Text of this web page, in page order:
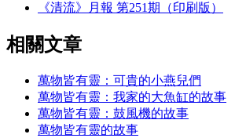
《清流》月報 第251期（印刷版）
相關文章
萬物皆有靈：可貴的小燕兒們
萬物皆有靈：我家的大魚缸的故事
萬物皆有靈：鼓風機的故事
萬物皆有靈的故事